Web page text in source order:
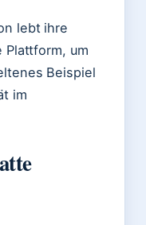
lebt ihre
um
Beispiel
im